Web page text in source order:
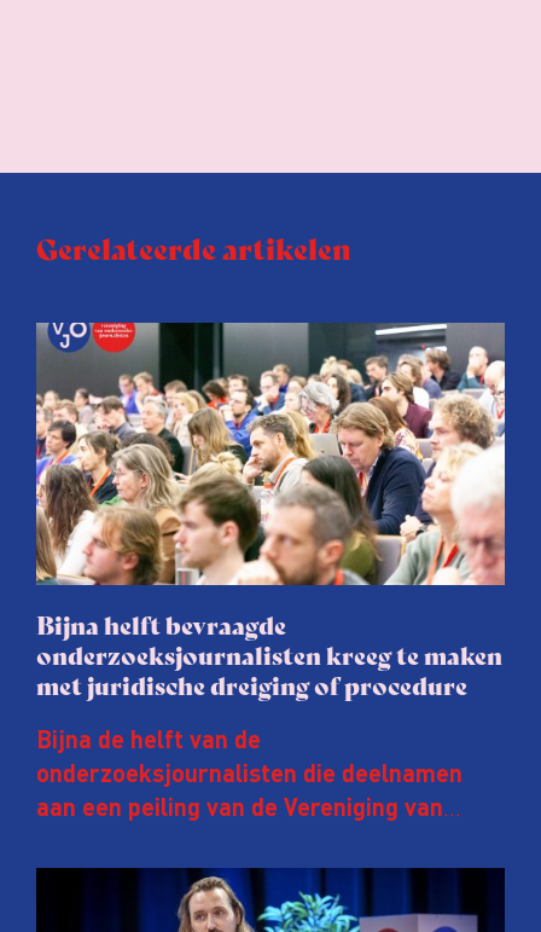
Gerelateerde artikelen
Bijna helft bevraagde
onderzoeksjournalisten kreeg te maken
met juridische dreiging of procedure
Bijna de helft van de
onderzoeksjournalisten die deelnamen
aan een peiling van de Vereniging van
afgelopen twee jaar te maken met
juridische dreiging of een juridische